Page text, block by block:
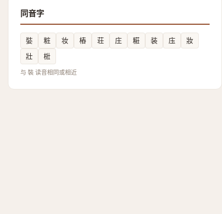
同音字
娤 粧 妆 樁 荘 庄 糚 装 庒
妝
壯
梉
与 裝 读音相同或相近